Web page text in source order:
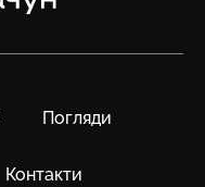
Погляди
Контакти